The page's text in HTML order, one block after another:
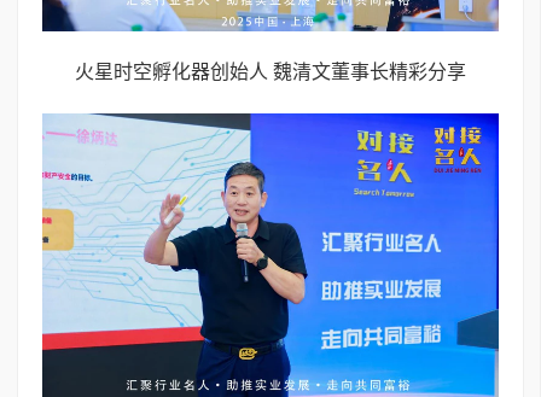
火星时空孵化器创始人 魏清文董事长精彩分享